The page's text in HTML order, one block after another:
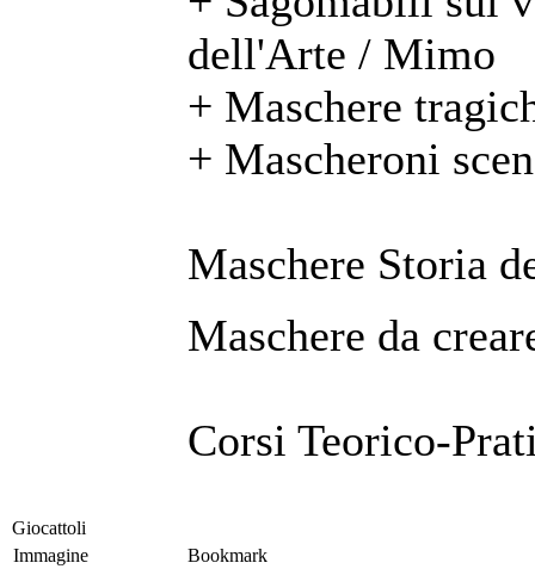
dell'Arte / Mimo
+ Maschere
+ Mascheroni
Maschere Storia
Maschere da
Corsi Teorico-
Giocattoli
Immagine
Bookmark